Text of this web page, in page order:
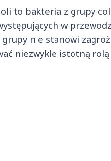
to bakteria z grupy
w
nie stanowi
niezwykle istotną